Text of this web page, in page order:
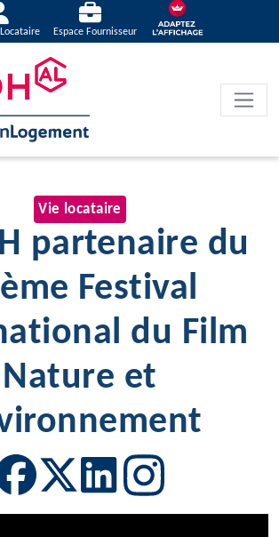
Espace Fournisseur
Vie locataire
partenaire du
Festival
du Film
Nature et